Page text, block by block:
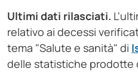
Ultimi dati rilasciati.
relativo ai decessi
tema "Salute e sanità" di
delle statistiche prodotte